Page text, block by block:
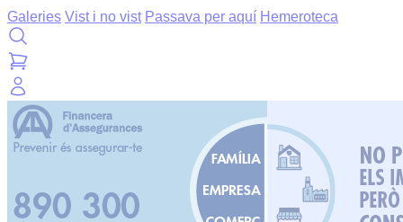
Galeries Vist i no vist Passava per aquí Hemeroteca